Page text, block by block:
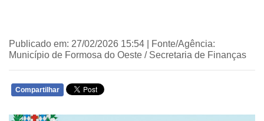
Publicado em: 27/02/2026 15:54 | Fonte/Agência:
Município de Formosa do Oeste / Secretaria de Finanças
Compartilhar